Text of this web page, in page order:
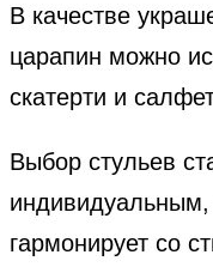
В качестве
царапин можно
скатерти и
Выбор стульев
гармонирует со